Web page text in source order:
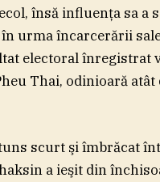
însă influenţa sa a
urma încarcerării
electoral înregistrat
Thai, odinioară
scurt şi îmbrăcat
a ieşit din